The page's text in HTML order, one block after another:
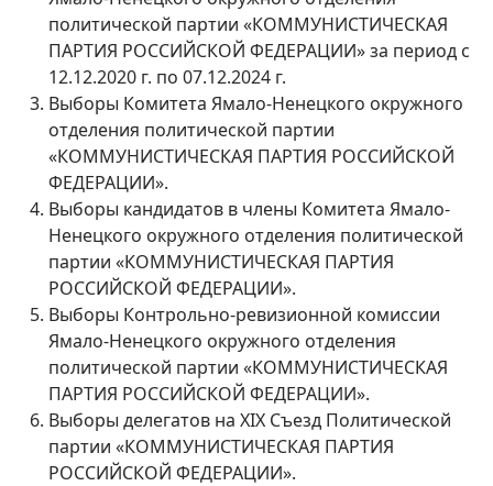
политической партии «КОММУНИСТИЧЕСКАЯ
ПАРТИЯ РОССИЙСКОЙ ФЕДЕРАЦИИ» за период с
12.12.2020 г. по 07.12.2024 г.
Выборы Комитета Ямало-Ненецкого окружного
отделения политической партии
«КОММУНИСТИЧЕСКАЯ ПАРТИЯ РОССИЙСКОЙ
ФЕДЕРАЦИИ».
Выборы кандидатов в члены Комитета Ямало-
Ненецкого окружного отделения политической
партии «КОММУНИСТИЧЕСКАЯ ПАРТИЯ
РОССИЙСКОЙ ФЕДЕРАЦИИ».
Выборы Контрольно-ревизионной комиссии
Ямало-Ненецкого окружного отделения
политической партии «КОММУНИСТИЧЕСКАЯ
ПАРТИЯ РОССИЙСКОЙ ФЕДЕРАЦИИ».
Выборы делегатов на ХIХ Съезд Политической
партии «КОММУНИСТИЧЕСКАЯ ПАРТИЯ
РОССИЙСКОЙ ФЕДЕРАЦИИ».